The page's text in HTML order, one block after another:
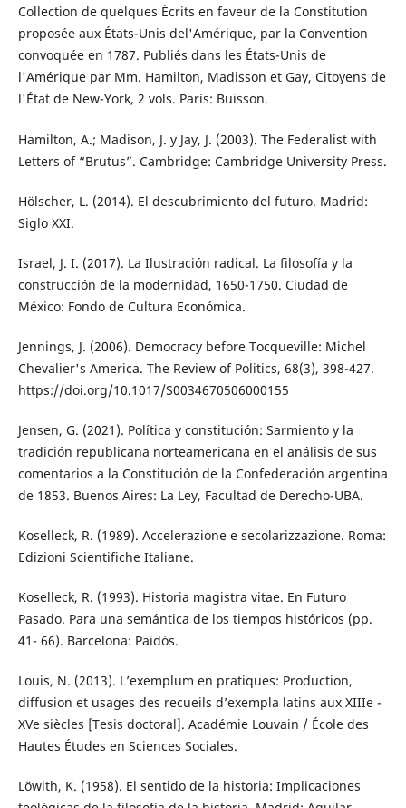
Collection de quelques Écrits en faveur de la Constitution
proposée aux États-Unis del'Amérique, par la Convention
convoquée en 1787. Publiés dans les États-Unis de
l'Amérique par Mm. Hamilton, Madisson et Gay, Citoyens de
l'État de New-York, 2 vols. París: Buisson.
Hamilton, A.; Madison, J. y Jay, J. (2003). The Federalist with
Letters of “Brutus”. Cambridge: Cambridge University Press.
Hölscher, L. (2014). El descubrimiento del futuro. Madrid:
Siglo XXI.
Israel, J. I. (2017). La Ilustración radical. La filosofía y la
construcción de la modernidad, 1650-1750. Ciudad de
México: Fondo de Cultura Económica.
Jennings, J. (2006). Democracy before Tocqueville: Michel
Chevalier's America. The Review of Politics, 68(3), 398-427.
https://doi.org/10.1017/S0034670506000155
Jensen, G. (2021). Política y constitución: Sarmiento y la
tradición republicana norteamericana en el análisis de sus
comentarios a la Constitución de la Confederación argentina
de 1853. Buenos Aires: La Ley, Facultad de Derecho-UBA.
Koselleck, R. (1989). Accelerazione e secolarizzazione. Roma:
Edizioni Scientifiche Italiane.
Koselleck, R. (1993). Historia magistra vitae. En Futuro
Pasado. Para una semántica de los tiempos históricos (pp.
41- 66). Barcelona: Paidós.
Louis, N. (2013). L’exemplum en pratiques: Production,
diffusion et usages des recueils d’exempla latins aux XIIIe -
XVe siècles [Tesis doctoral]. Académie Louvain / École des
Hautes Études en Sciences Sociales.
Löwith, K. (1958). El sentido de la historia: Implicaciones